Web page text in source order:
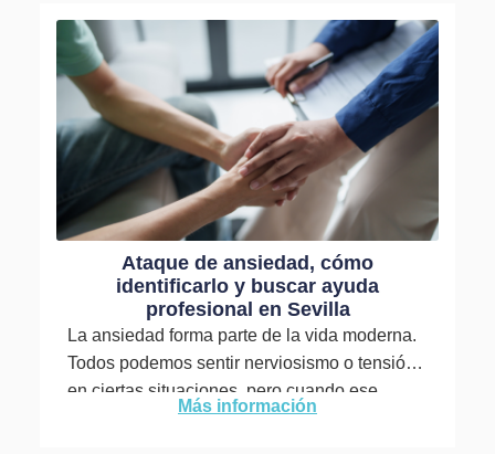
Ataque de ansiedad, cómo
identificarlo y buscar ayuda
profesional en Sevilla
La ansiedad forma parte de la vida moderna.
Todos podemos sentir nerviosismo o tensión
en ciertas situaciones, pero cuando ese
estado se intensifica y...
Más información